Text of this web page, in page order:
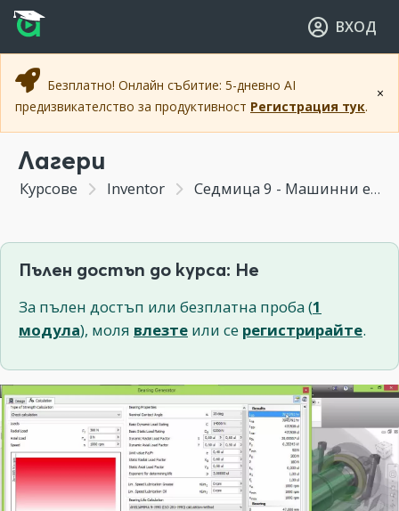
Прескочи към основното съдържание
Прескочи към навигацията
ВХОД
×
Безплатно! Онлайн събитие: 5-дневно AI
предизвикателство за продуктивност Регистрация тук.
Лагери
Курсове Inventor Седмица 9 - Машинни елементи
Пълен достъп до курса: Не
За пълен достъп или безплатна проба (1
модула), моля влезте или се регистрирайте.